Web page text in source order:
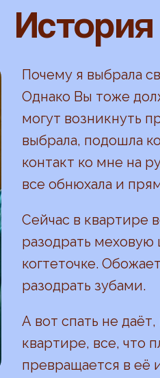
Почему я выбрала
Однако Вы тоже
могут возникнуть
выбрала, подошла
контакт ко мне на
все обнюхала и
Сейчас в квартире
разодрать меховую
когтеточке.
разодрать зубами.
А вот спать не
квартире, все, что
превращается в её